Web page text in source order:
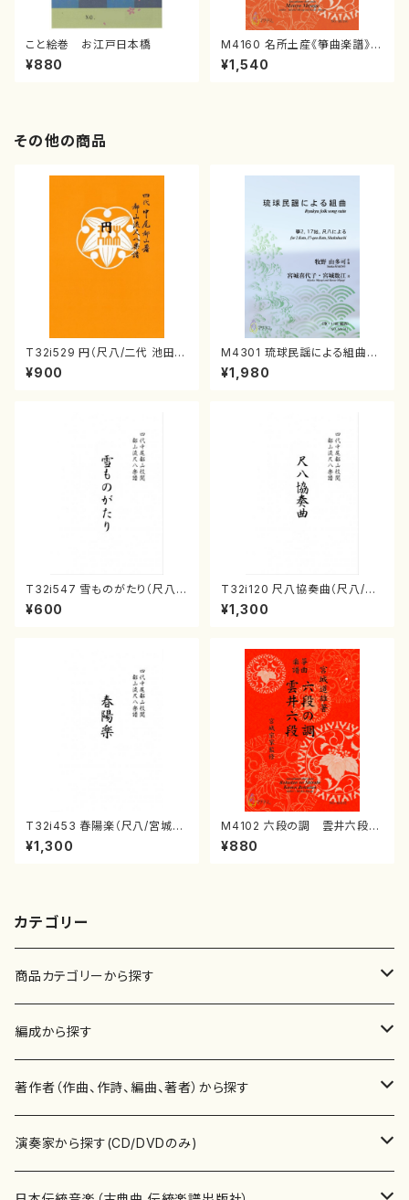
こと絵巻 お江戸日本橋
¥880
M4160 名所土産《箏曲楽譜》
（箏/宮城喜代子・宮城数江著・
宮城宗家監修/箏曲古典楽譜）
¥1,540
その他の商品
T32i529 円（尺八/二代 池田静
山/楽譜）都山流公刊楽譜曲番:2
238
¥900
M4301 琉球民謡による組曲
（箏/牧野由多可作曲/宮城喜代
子・宮城数江著/箏曲楽譜）
¥1,980
T32i547 雪ものがたり（尺八/
沢井忠夫/楽譜）都山流公刊楽譜
曲番:2256
¥600
T32i120 尺八協奏曲（尺八/二
代 山本邦山/尺八/都山式譜）都
山流公刊楽譜曲番:569
¥1,300
T32i453 春陽楽（尺八/宮城道
雄/楽譜）都山流公刊楽譜曲番:2
160
¥1,300
M4102 六段の調 雲井六段
（箏/宮城道雄著・宮城宗家監修/
箏曲古典楽譜）
¥880
カテゴリー
商品カテゴリーから探す
楽譜
書籍
書籍
テキストブック
CD・DVD
編成から探す
邦楽器
箏・琴（ソロ）
箏・琴（合奏）
合唱
混声合唱
著作者（作曲、作詩、編曲、著者）から探す
あ行
青木省三(アオキ ショウゾウ)
演奏家から探す(CD/DVDのみ)